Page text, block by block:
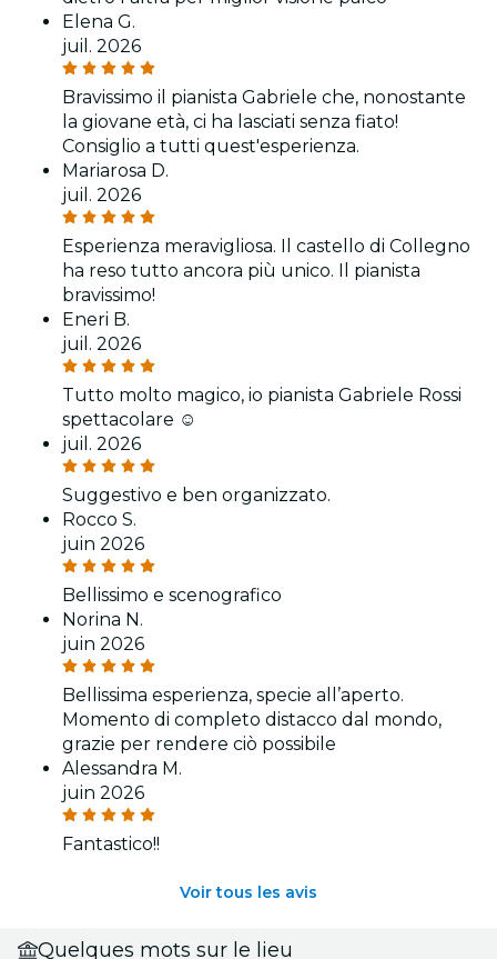
Elena G.
juil. 2026
Bravissimo il pianista Gabriele che, nonostante
la giovane età, ci ha lasciati senza fiato!
Consiglio a tutti quest'esperienza.
Mariarosa D.
juil. 2026
Esperienza meravigliosa. Il castello di Collegno
ha reso tutto ancora più unico. Il pianista
bravissimo!
Eneri B.
juil. 2026
Tutto molto magico, io pianista Gabriele Rossi
spettacolare ☺️
juil. 2026
Suggestivo e ben organizzato.
Rocco S.
juin 2026
Bellissimo e scenografico
Norina N.
juin 2026
Bellissima esperienza, specie all’aperto.
Momento di completo distacco dal mondo,
grazie per rendere ciò possibile
Alessandra M.
juin 2026
Fantastico!!
Voir tous les avis
Quelques mots sur le lieu